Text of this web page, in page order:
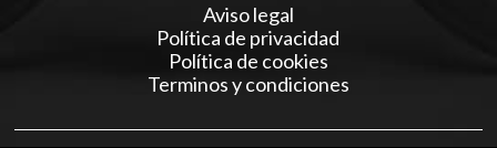
Aviso legal
Política de privacidad
Política de cookies
Terminos y condiciones